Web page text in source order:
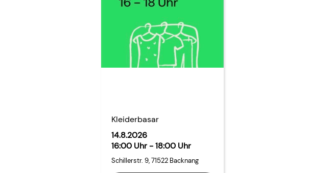
Kleiderbasar
14.8.2026
16:00 Uhr - 18:00 Uhr
Schillerstr. 9,71522 Backnang